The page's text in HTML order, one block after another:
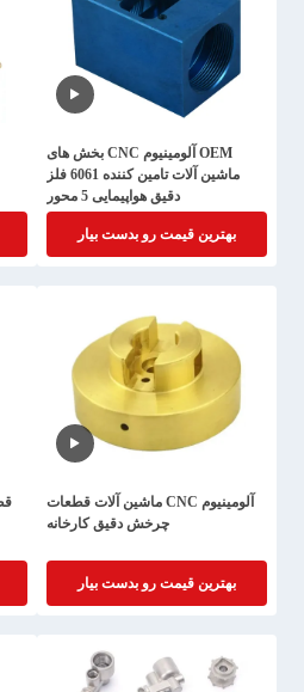
OEM آلومینیوم CNC بخش های
ماشین آلات تامین کننده 6061 فلز
دقیق هواپیمایی 5 محور
بهترین قیمت رو بدست بیار
آلومینیوم CNC ماشین آلات قطعات
چرخش دقیق کارخانه
بهترین قیمت رو بدست بیار